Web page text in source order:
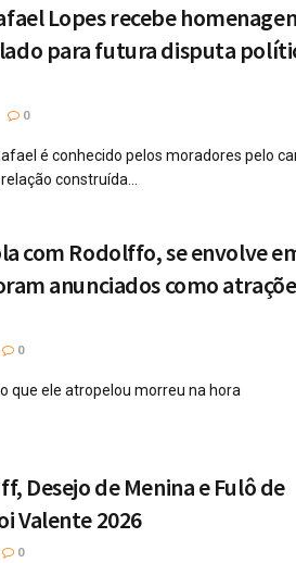
Lopes recebe
para futura disputa
0
é conhecido pelos moradores pelo
construída...
com Rodolffo, se envolve
anunciados como
0
que ele atropelou morreu na hora
Desejo de Menina e Fulô de
Valente 2026
0